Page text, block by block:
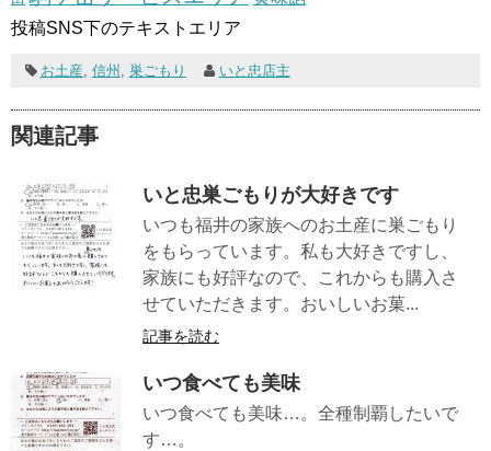
投稿SNS下のテキストエリア
お土産 信州 巣ごもり いと忠店主
関連記事
いと忠巣ごもりが大好きです
いつも福井の家族へのお土産に巣ごもり
をもらっています。私も大好きですし、
家族にも好評なので、これからも購入さ
せていただきます。おいしいお菓...
記事を読む
いつ食べても美味
いつ食べても美味…。全種制覇したいで
す…。